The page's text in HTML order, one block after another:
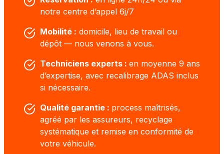
notre centre d’appel 6j/7
Mobilité : domicile, lieu de travail ou
dépôt — nous venons à vous.
Techniciens experts : en moyenne 9 ans
d’expertise, avec recalibrage ADAS inclus
si nécessaire.
Qualité garantie : process maîtrisés,
agréé par les assureurs, recyclage
systématique et remise en conformité de
votre véhicule.